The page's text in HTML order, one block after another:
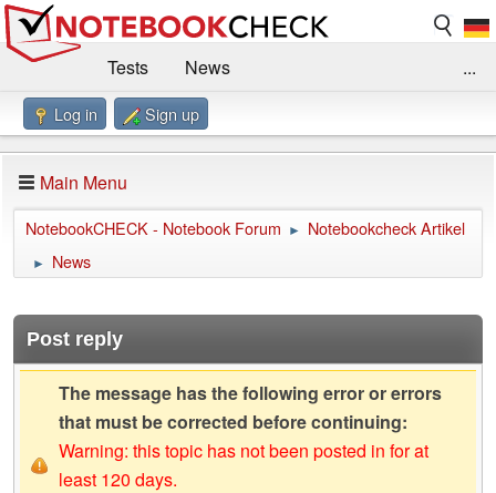
Tests
News
Benchmarks / Technik
Forum
Impressum
...
Log in Sign up
Main Menu
NotebookCHECK - Notebook Forum ► Notebookcheck Artikel
► News
Post reply
The message has the following error or errors
that must be corrected before continuing:
Warning: this topic has not been posted in for at
least 120 days.